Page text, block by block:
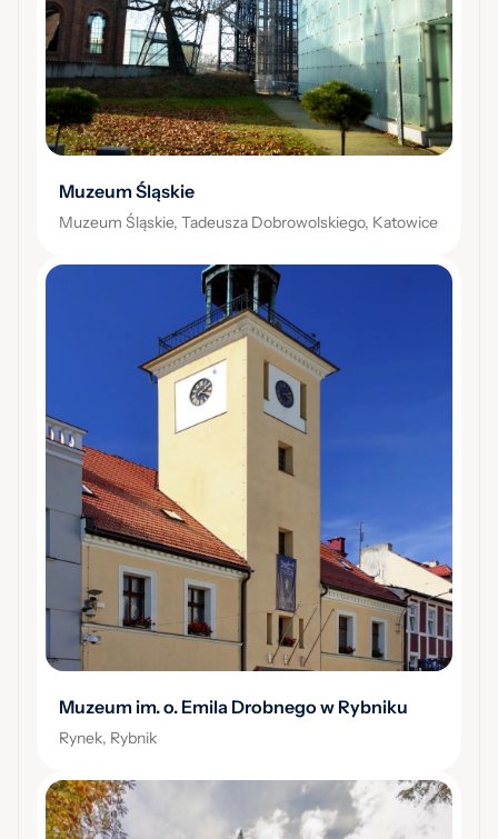
Muzeum Śląskie
Muzeum Śląskie, Tadeusza Dobrowolskiego, Katowice
Muzeum im. o. Emila Drobnego w Rybniku
Rynek, Rybnik